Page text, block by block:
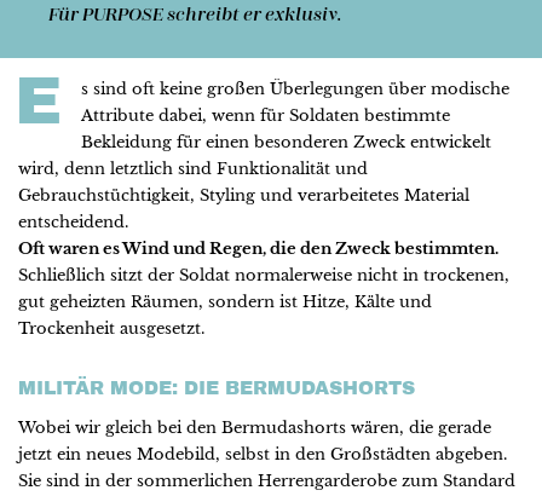
Für PURPOSE schreibt er exklusiv.
E
s sind oft keine großen Überlegungen über modische
Attribute dabei, wenn für Soldaten bestimmte
Bekleidung für einen besonderen Zweck entwickelt
wird, denn letztlich sind Funktionalität und
Gebrauchstüchtigkeit, Styling und verarbeitetes Material
entscheidend.
Oft waren es Wind und Regen, die den Zweck bestimmten.
Schließlich sitzt der Soldat normalerweise nicht in trockenen,
gut geheizten Räumen, sondern ist Hitze, Kälte und
Trockenheit ausgesetzt.
MILITÄR MODE: DIE BERMUDASHORTS
Wobei wir gleich bei den Bermudashorts wären, die gerade
jetzt ein neues Modebild, selbst in den Großstädten abgeben.
Sie sind in der sommerlichen Herrengarderobe zum Standard